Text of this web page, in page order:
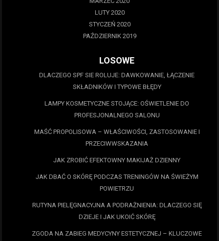
LUTY 2020
STYCZEŃ 2020
PAŹDZIERNIK 2019
LOSOWE
DLACZEGO SPF SIE ROLUJE: DAWKOWANIE, ŁĄCZENIE
SKŁADNIKÓW I TYPOWE BŁĘDY
LAMPY KOSMETYCZNE STOJĄCE: OŚWIETLENIE DO
PROFESJONALNEGO SALONU
MAŚĆ PROPOLISOWA – WŁAŚCIWOŚCI, ZASTOSOWANIE I
PRZECIWWSKAZANIA
JAK ZROBIĆ EFEKTOWNY MAKIJAŻ DZIENNY
JAK DBAĆ O SKÓRĘ PODCZAS TRENINGÓW NA ŚWIEŻYM
POWIETRZU
RUTYNA PIELĘGNACYJNA A PODRAŻNIENIA: DLACZEGO SIĘ
DZIEJE I JAK UKOIĆ SKÓRĘ
ZGODA NA ZABIEG MEDYCYNY ESTETYCZNEJ – KLUCZOWE